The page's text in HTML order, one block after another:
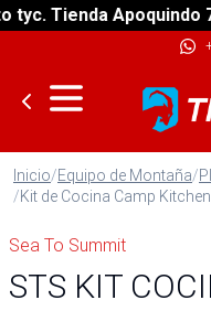
Tienda Apoquindo
Inicio/Equipo de Montaña/
/Kit de Cocina Camp
Sea To Summit
STS KIT